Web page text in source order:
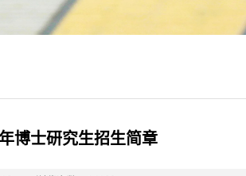
博士研究生招生简章